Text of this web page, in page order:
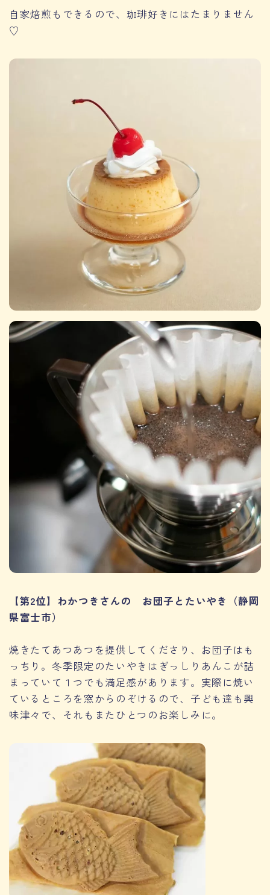
自家焙煎もできるので、珈琲好きにはたまりません
♡
【第2位】わかつきさんの お団子とたいやき（静岡
県富士市）
焼きたてあつあつを提供してくださり、お団子はも
っちり。冬季限定のたいやきはぎっしりあんこが詰
まっていて１つでも満足感があります。実際に焼い
ているところを窓からのぞけるので、子ども達も興
味津々で、それもまたひとつのお楽しみに。